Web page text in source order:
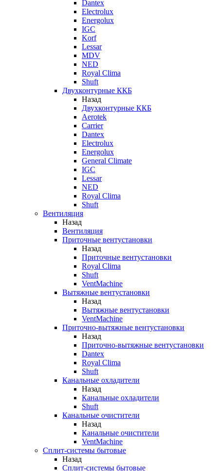
Dantex
Electrolux
Energolux
IGC
Korf
Lessar
MDV
NED
Royal Clima
Shuft
Двухконтурные ККБ
Назад
Двухконтурные ККБ
Aerotek
Carrier
Dantex
Electrolux
Energolux
General Climate
IGC
Lessar
NED
Royal Clima
Shuft
Вентиляция
Назад
Вентиляция
Приточные вентустановки
Назад
Приточные вентустановки
Royal Clima
Shuft
VentMachine
Вытяжные вентустановки
Назад
Вытяжные вентустановки
VentMachine
Приточно-вытяжные вентустановки
Назад
Приточно-вытяжные вентустановки
Dantex
Royal Clima
Shuft
Канальные охладители
Назад
Канальные охладители
Shuft
Канальные очистители
Назад
Канальные очистители
VentMachine
Сплит-системы бытовые
Назад
Сплит-системы бытовые